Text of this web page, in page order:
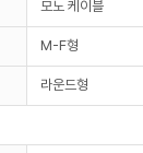
모노 케이블
M-F형
라운드형